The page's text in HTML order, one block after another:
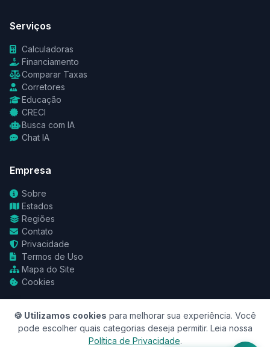
Serviços
Calculadoras
Financiamento
Comparar Taxas
Corretores
Educação
CRECI
Busca com IA
Chat IA
Empresa
Sobre
Estados
Regiões
Contato
Privacidade
Termos de Uso
Mapa do Site
Cookies
© 2026 RedeCasas. Todos os direitos reservados.
🍪 Utilizamos cookies para melhorar sua experiência. Você
pode escolher quais categorias deseja permitir. Leia nossa
Política de Privacidade.